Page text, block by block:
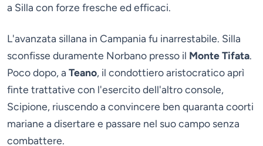
a Silla con forze fresche ed efficaci.
L'avanzata sillana in Campania fu inarrestabile. Silla
sconfisse duramente Norbano presso il Monte Tifata.
Poco dopo, a Teano, il condottiero aristocratico aprì
finte trattative con l'esercito dell'altro console,
Scipione, riuscendo a convincere ben quaranta coorti
mariane a disertare e passare nel suo campo senza
combattere.